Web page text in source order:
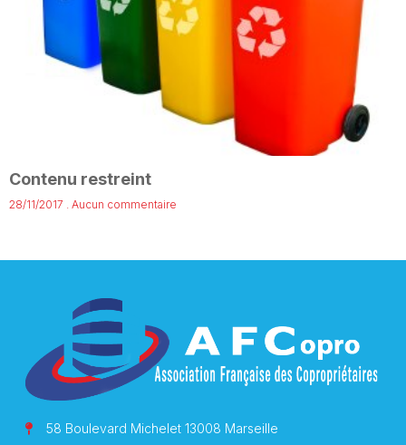
Contenu restreint
28/11/2017 Aucun commentaire
58 Boulevard Michelet 13008 Marseille